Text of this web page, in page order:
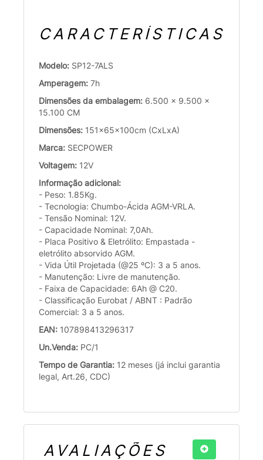
CARACTERÍSTICAS
Modelo: SP12-7ALS
Amperagem: 7h
Dimensões da embalagem: 6.500 x 9.500 x
15.100 CM
Dimensões: 151x65x100cm (CxLxA)
Marca: SECPOWER
Voltagem: 12V
Informação adicional:
- Peso: 1.85Kg.
- Tecnologia: Chumbo-Ácida AGM-VRLA.
- Tensão Nominal: 12V.
- Capacidade Nominal: 7,0Ah.
- Placa Positivo & Eletrólito: Empastada -
eletrólito absorvido AGM.
- Vida Útil Projetada (@25 ºC): 3 a 5 anos.
- Manutenção: Livre de manutenção.
- Faixa de Capacidade: 6Ah @ C20.
- Classificação Eurobat / ABNT : Padrão
Comercial: 3 a 5 anos.
EAN: 107898413296317
Un.Venda: PC/1
Tempo de Garantia: 12 meses (já inclui garantia
legal, Art.26, CDC)
AVALIAÇÕES